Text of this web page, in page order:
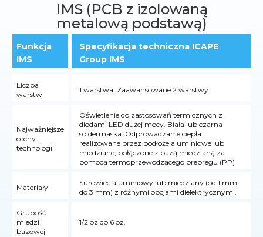
IMS (PCB z izolowaną
metalową podstawą)
Funkcja
IMS
Specyfikacja techniczna ICAPE
Group IMS
Liczba
warstw
1 warstwa. Zaawansowane 2 warstwy
Najważniejsze
cechy
technologii
Oświetlenie do zastosowań termicznych z
diodami LED dużej mocy. Biała lub czarna
soldermaska. Odprowadzanie ciepła
realizowane przez podłoże aluminiowe lub
miedziane, połączone z bazą miedzianą za
pomocą termoprzewodzącego prepregu (PP)
Materiały
Surowiec aluminiowy lub miedziany (od 1 mm
do 3 mm) z różnymi opcjami dielektrycznymi.
Grubość
miedzi
bazowej
1/2 oz do 6 oz.